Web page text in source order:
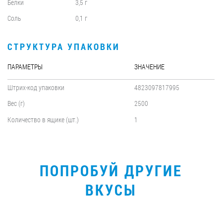
Белки
3,5 г
Соль
0,1 г
СТРУКТУРА УПАКОВКИ
ПАРАМЕТРЫ ЗНАЧЕНИЕ
Штрих-код упаковки
4823097817995
Вес (г)
2500
Количество в ящике (шт.)
1
ПОПРОБУЙ ДРУГИЕ
ВКУСЫ